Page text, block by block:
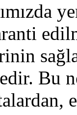
Bu